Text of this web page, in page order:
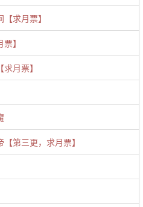
求月票】
】
月票】
第三更，求月票】